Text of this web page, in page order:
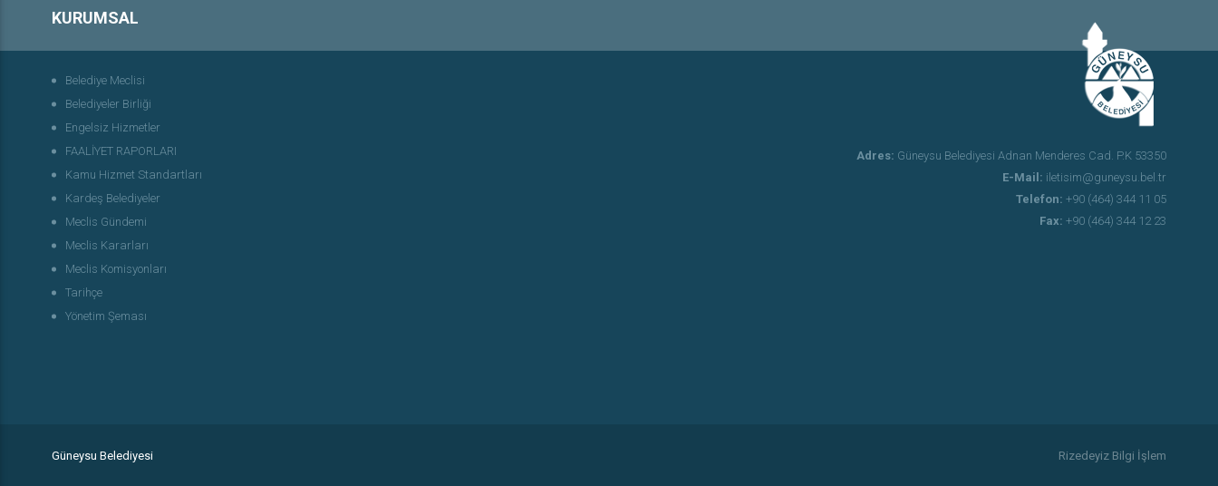
KURUMSAL
Belediye Meclisi
Belediyeler Birliği
Engelsiz Hizmetler
FAALİYET RAPORLARI
Kamu Hizmet Standartları
Kardeş Belediyeler
Meclis Gündemi
Meclis Kararları
Meclis Komisyonları
Tarihçe
Yönetim Şeması
Adres: Güneysu Belediyesi Adnan Menderes Cad. P.K 53350
E-Mail: iletisim@guneysu.bel.tr
Telefon: +90 (464) 344 11 05
Fax: +90 (464) 344 12 23
Güneysu Belediyesi Rizedeyiz Bilgi İşlem